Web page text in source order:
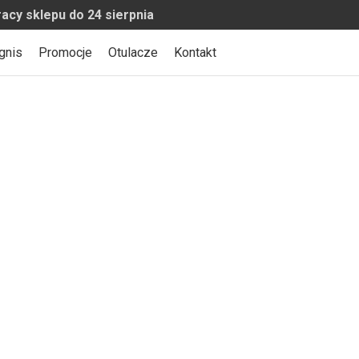
24 sierpnia
Promocje Otulacze Kontakt